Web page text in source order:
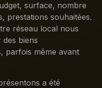
surface, nombre
prestations souhaitées.
réseau local nous
biens
parfois même avant
a été